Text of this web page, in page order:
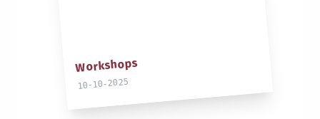
Workshops
10-10-2025